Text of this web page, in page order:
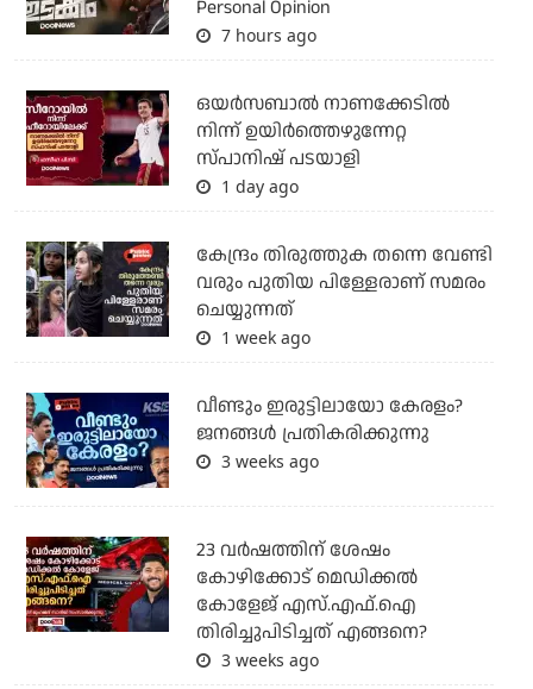
Personal Opinion
7 hours ago
ഒയര്‍സബാൽ നാണക്കേടിൽ
നിന്ന് ഉയിർത്തെഴുന്നേറ്റ
സ്പാനിഷ് പടയാളി
1 day ago
കേന്ദ്രം തിരുത്തുക തന്നെ വേണ്ടി
വരും പുതിയ പിള്ളേരാണ് സമരം
ചെയ്യുന്നത്
1 week ago
വീണ്ടും ഇരുട്ടിലായോ കേരളം?
ജനങ്ങൾ പ്രതികരിക്കുന്നു
3 weeks ago
23 വർഷത്തിന് ശേഷം
കോഴിക്കോട് മെഡിക്കൽ
കോളേജ് എസ്.എഫ്.ഐ
തിരിച്ചുപിടിച്ചത് എങ്ങനെ?
3 weeks ago